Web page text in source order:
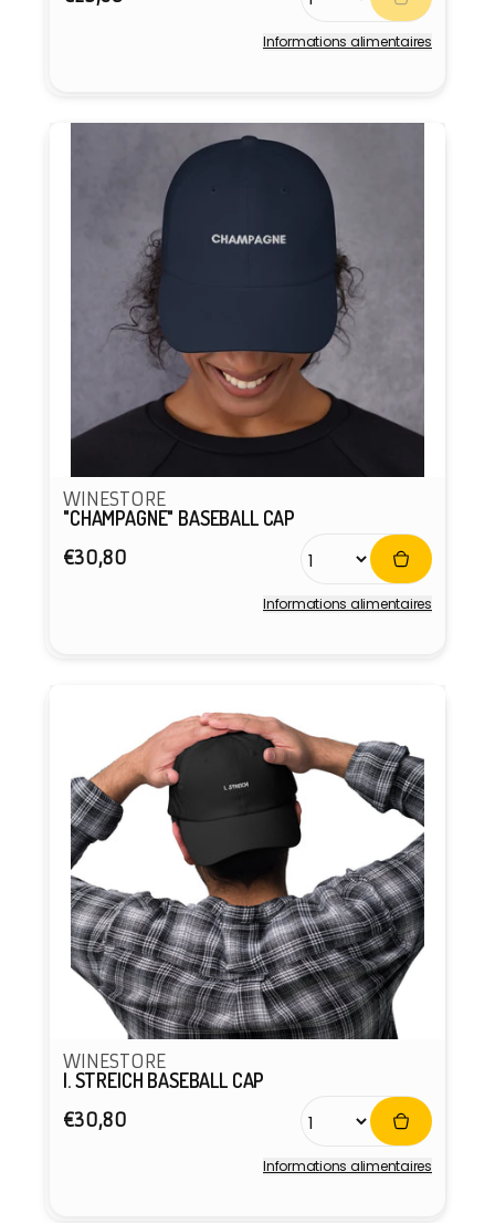
Informations alimentaires
WINESTORE
"CHAMPAGNE" BASEBALL CAP
Prix
€30,80
Informations alimentaires
WINESTORE
I. STREICH BASEBALL CAP
Prix
€30,80
Informations alimentaires